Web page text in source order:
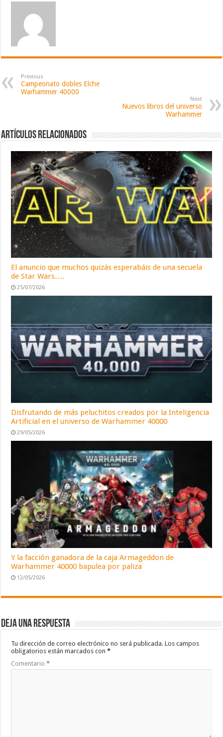
Previous
Campeonato dobles Elche
Warhammer 40000
Next
Nuevos libros del universo
Warhammer
Artículos relacionados
El anuncio que muchos quizás esperabáis de una secuela
de Star Wars….
25/07/2026
Disfrutando de más peluchitos creados por la Inteligencia
Artificial en el universo de Warhammer 40000
29/05/2026
Y la facción ganadora de la caja Armageddon de
Warhammer 40000 bapulea por paliza
12/05/2026
Deja una respuesta
Tu dirección de correo electrónico no será publicada. Los campos
obligatorios están marcados con*
Comentario*